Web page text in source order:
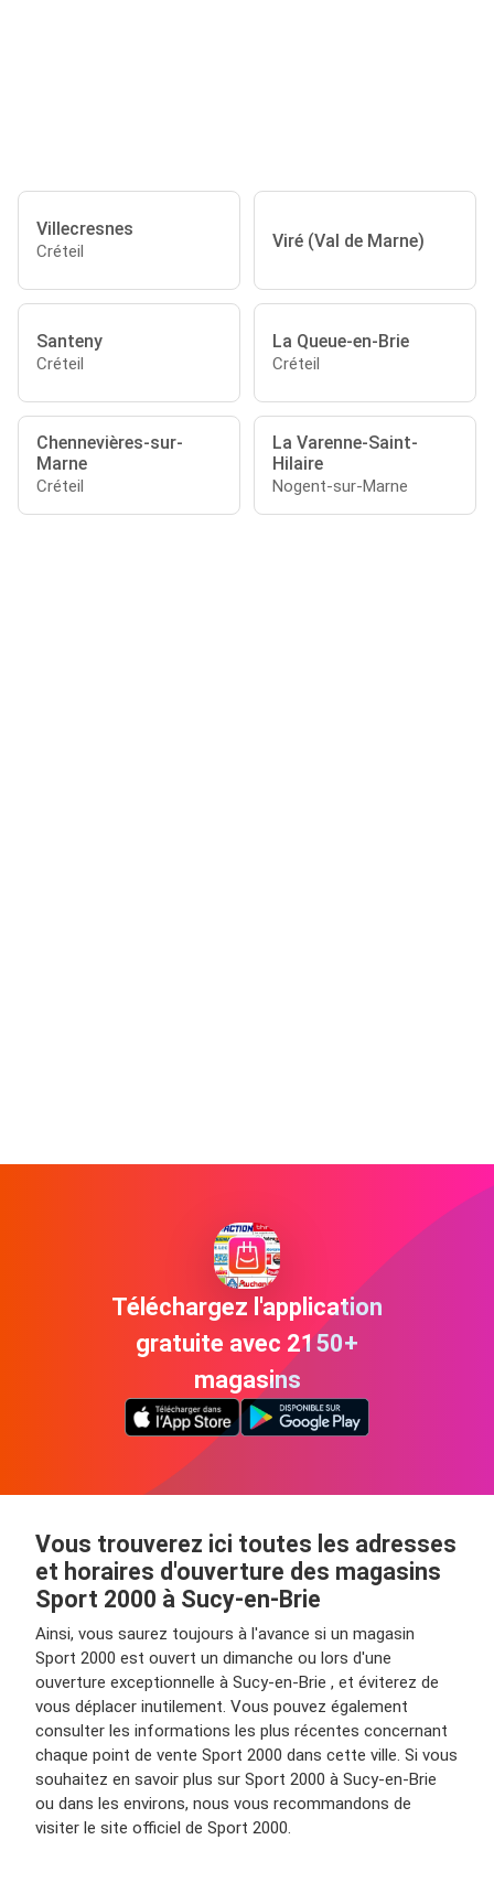
Villecresnes
Créteil Viré (Val de Marne)
Santeny
Créteil
La Queue-en-Brie
Créteil
Chennevières-sur-
Marne
Créteil
La Varenne-Saint-
Hilaire
Nogent-sur-Marne
Téléchargez l'application
gratuite avec 2150+
magasins
Vous trouverez ici toutes les adresses
et horaires d'ouverture des magasins
Sport 2000 à Sucy-en-Brie
Ainsi, vous saurez toujours à l'avance si un magasin
Sport 2000 est ouvert un dimanche ou lors d'une
ouverture exceptionnelle à Sucy-en-Brie , et éviterez de
vous déplacer inutilement. Vous pouvez également
consulter les informations les plus récentes concernant
chaque point de vente Sport 2000 dans cette ville. Si vous
souhaitez en savoir plus sur Sport 2000 à Sucy-en-Brie
ou dans les environs, nous vous recommandons de
visiter le site officiel de Sport 2000.